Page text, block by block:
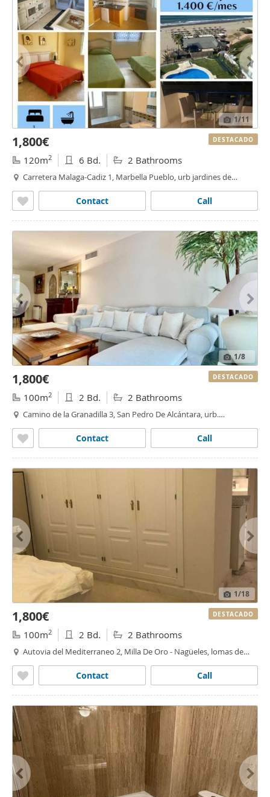
1/11
1,800€
120m2 6 Bd. 2 Bathrooms
Carretera Malaga-Cadiz 1, Marbella Pueblo, urb jardines de
Call
Contact
DESTACADO
1/8
1,800€
100m2 2 Bd. 2 Bathrooms
Camino de la Granadilla 3, San Pedro De Alcántara, urb.
Call
Contact
DESTACADO
1/18
1,800€
100m2 2 Bd. 2 Bathrooms
Autovia del Mediterraneo 2, Milla De Oro - Nagüeles, lomas de
Call
Contact
DESTACADO